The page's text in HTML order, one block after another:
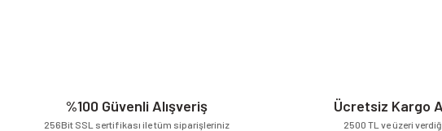
%100 Güvenli Alışveriş
256Bit SSL sertifikası ile tüm siparişleriniz
Ücretsiz Kargo
2500 TL ve üzeri